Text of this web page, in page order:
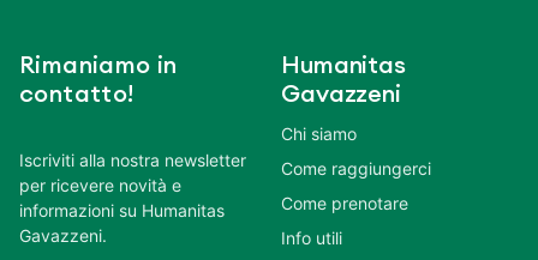
Rimaniamo in
contatto!
Iscriviti alla nostra newsletter
per ricevere novità e
informazioni su Humanitas
Gavazzeni.
Humanitas
Gavazzeni
Chi siamo
Come raggiungerci
Come prenotare
Info utili